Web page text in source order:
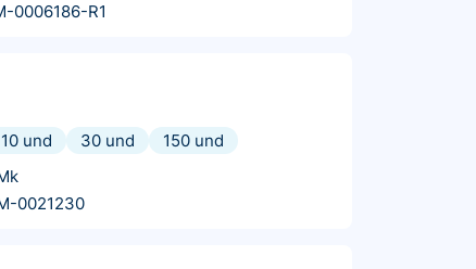
0006186-R1
10 und 30 und
150 und
0021230